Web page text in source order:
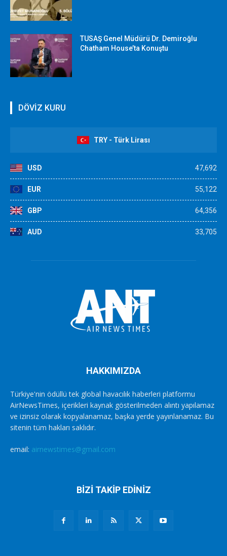
TUSAŞ Genel Müdürü Dr. Demiroğlu
Chatham House’ta Konuştu
DÖVİZ KURU
TRY - Türk Lirası
USD 47,692
EUR 55,122
GBP 64,356
AUD 33,705
HAKKIMIZDA
Türkiye'nin ödüllü tek global havacılık haberleri platformu
AirNewsTimes, içerikleri kaynak gösterilmeden alıntı yapılamaz
ve izinsiz olarak kopyalanamaz, başka yerde yayınlanamaz. Bu
sitenin tüm hakları saklıdır.
email: airnewstimes@gmail.com
BİZİ TAKİP EDİNİZ